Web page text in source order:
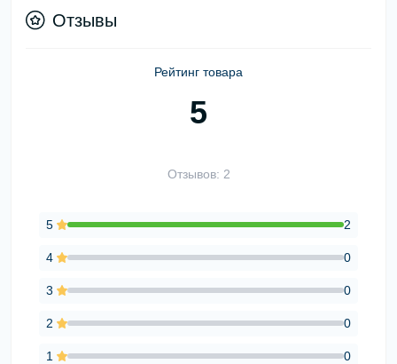
Отзывы
Рейтинг товара
5
Отзывов: 2
5 2
4 0
3 0
2 0
1 0